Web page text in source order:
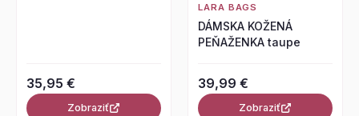
35,95 €
Zobraziť
LARA BAGS
DÁMSKA KOŽENÁ
PEŇAŽENKA taupe
39,99 €
Zobraziť